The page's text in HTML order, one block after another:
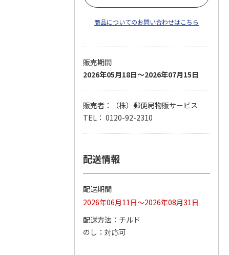
【グリーティング切
商品についてのお問い合わせはこちら
販売期間
2026年05月18日～2026年07月15日
販売者：（株）郵便局物販サービス
TEL： 0120-92-2310
配送情報
配送期間
2026年06月11日～2026年08月31日
配送方法
チルド
のし
対応可